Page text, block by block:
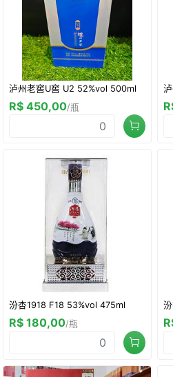
泸州老窖U窖 U2 52%vol 500ml
R$ 450,00/瓶
汾杏1918 F18 53%vol 475ml
R$ 180,00/瓶